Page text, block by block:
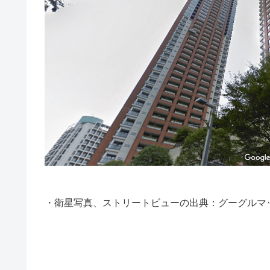
・衛星写真、ストリートビューの出典：グーグルマ